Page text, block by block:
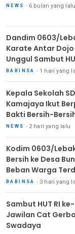
NEWS 6 bulan yang lalu
Dandim 0603/
Karate Antar
Unggul Sambut
BABINSA 1 hari yang
Kepala Sekolah
Kamajaya Ikut
Bakti Bersih-
NEWS 2 hari yang lalu
Kodim 0603/
Bersih ke Desa
Beban Warga
BABINSA 3 hari yang
Sambut HUT RI
Jawilan Cat
Swadaya